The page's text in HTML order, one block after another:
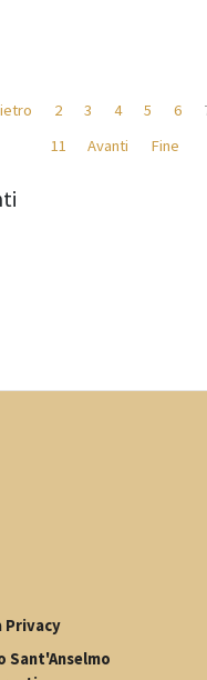
2 3 4 5 6
11
Avanti Fine
Privacy
Sant'Anselmo